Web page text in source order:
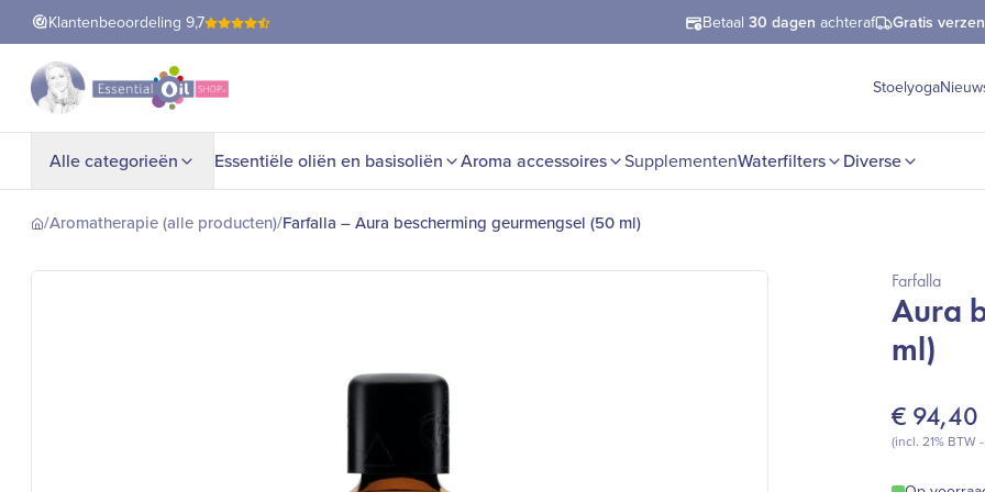
Klantenbeoordeling 9,7 Betaal 30 dagen achteraf Gratis
Stoelyoga
Alle categorieën Essentiële oliën en basisoliën Aroma accessoires SupplementenWaterfilters Diverse
/Aromatherapie (alle producten)/Farfalla – Aura bescherming geurmengsel (50 ml)
Farfalla
Aura
ml)
€ 94,40
(incl. 21% BTW